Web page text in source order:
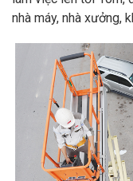
nhà máy, nhà xưởng,